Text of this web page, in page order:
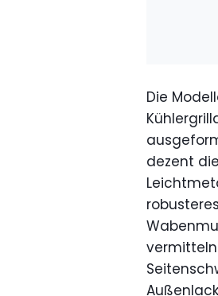
Die
dezent
vermitteln